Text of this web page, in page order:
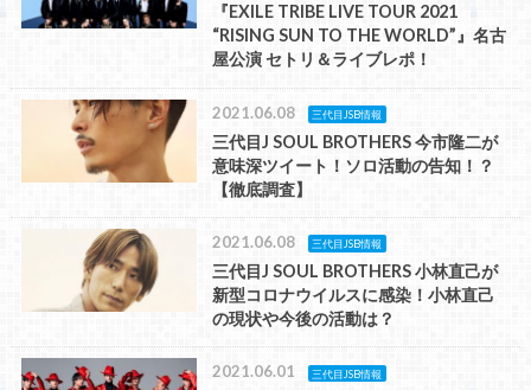
『EXILE TRIBE LIVE TOUR 2021
“RISING SUN TO THE WORLD”』名古
屋公演 セトリ＆ライブレポ！
2021.06.08 三代目JSB情報
三代目J SOUL BROTHERS 今市隆二が
意味深ツイート！ソロ活動の告知！？
【徹底調査】
2021.06.08 三代目JSB情報
三代目J SOUL BROTHERS 小林直己が
新型コロナウイルスに感染！小林直己
の現状や今後の活動は？
2021.06.01 三代目JSB情報